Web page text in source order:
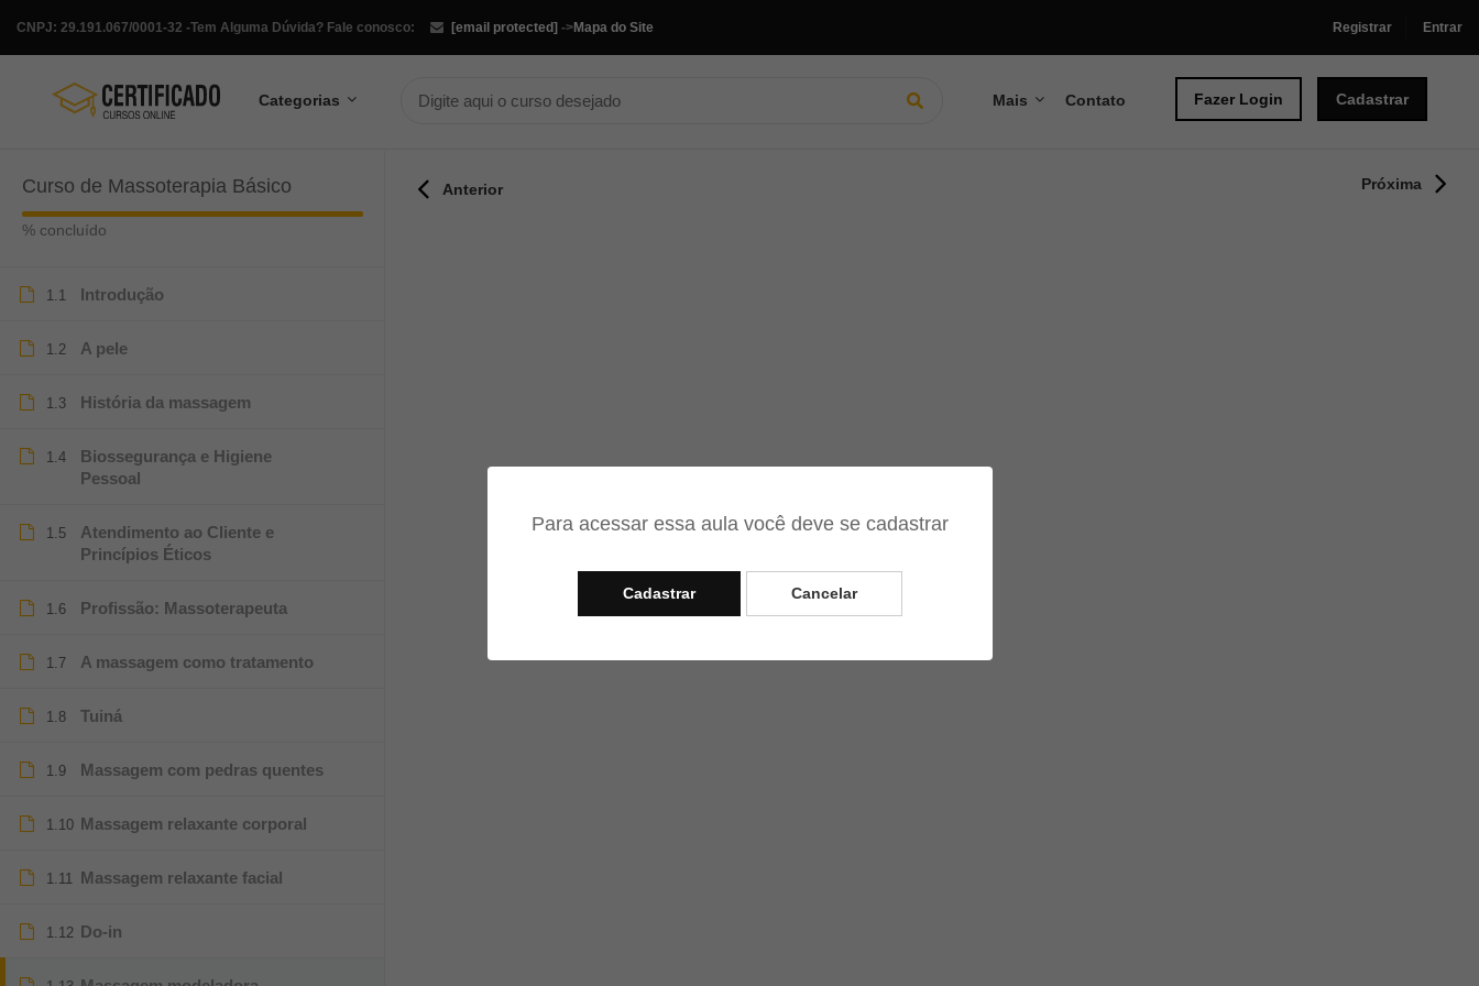
Para acessar essa aula você deve se cadastrar
Cadastrar Cancelar
Tem Alguma Dúvida? Fale conosco: [email protected]
CNPJ: 29.191.067/0001-32 - ->Mapa do Site Registrar Entrar
Categorias Mais Contato Fazer Login Cadastrar
Curso de Massoterapia Básico
% concluído
1.1 Introdução
1.2 A pele
1.3 História da massagem
1.4
Biossegurança e Higiene
Pessoal
1.5
Atendimento ao Cliente e
Princípios Éticos
1.6 Profissão: Massoterapeuta
1.7 A massagem como tratamento
1.8 Tuiná
1.9 Massagem com pedras quentes
1.10 Massagem relaxante corporal
1.11 Massagem relaxante facial
1.12 Do-in
Anterior Próxima